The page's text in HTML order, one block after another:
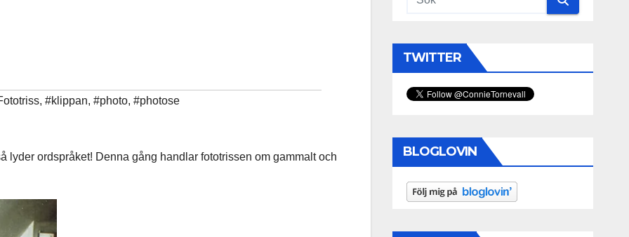
, #klippan, #photo, #photose
lyder ordspråket! Denna gång handlar fototrissen om gammalt och
TWITTER
BLOGLOVIN